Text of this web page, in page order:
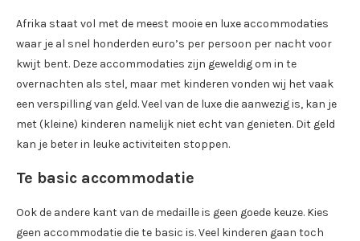
Afrika staat vol met de meest mooie en luxe accommodaties
waar je al snel honderden euro’s per persoon per nacht voor
kwijt bent. Deze accommodaties zijn geweldig om in te
overnachten als stel, maar met kinderen vonden wij het vaak
een verspilling van geld. Veel van de luxe die aanwezig is, kan je
met (kleine) kinderen namelijk niet echt van genieten. Dit geld
kan je beter in leuke activiteiten stoppen.
Te basic accommodatie
Ook de andere kant van de medaille is geen goede keuze. Kies
geen accommodatie die te basic is. Veel kinderen gaan toch